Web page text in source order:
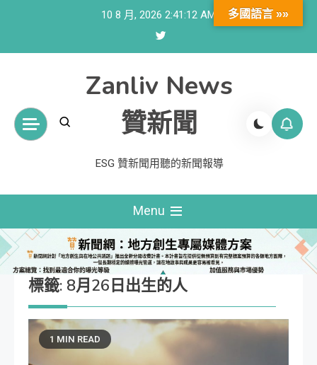
10 8 月, 2026 2:41:12 AM
Zanliv News
贊新聞
ESG 贊新聞用聽的新聞報導
Menu
標籤: 8月26日出生的人
1 MIN READ
多國語言 »»